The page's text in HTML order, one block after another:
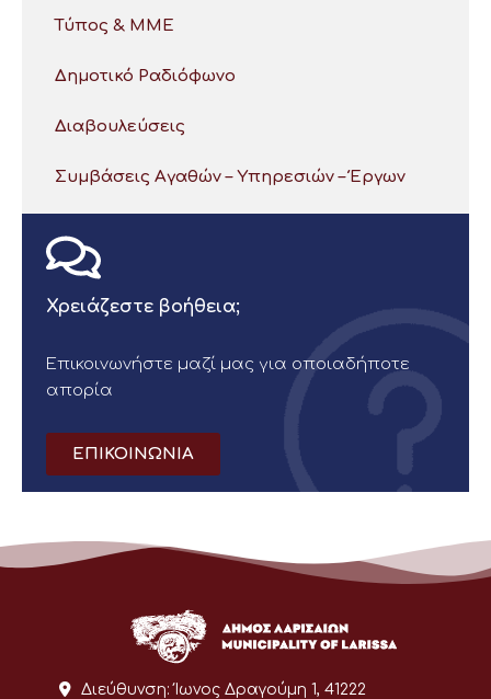
Τύπος & ΜΜΕ
Δημοτικό Ραδιόφωνο
Διαβουλεύσεις
Συμβάσεις Αγαθών – Υπηρεσιών – Έργων
Χρειάζεστε βοήθεια;
Επικοινωνήστε μαζί μας για οποιαδήποτε
απορία
ΕΠΙΚΟΙΝΩΝΙΑ
Διεύθυνση: Ίωνος Δραγούμη 1, 41222